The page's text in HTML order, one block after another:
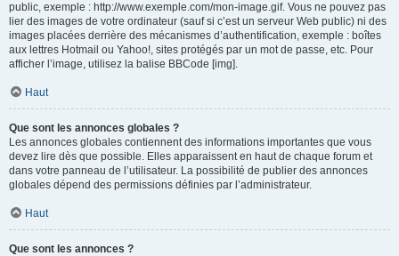
public, exemple : http://www.exemple.com/mon-image.gif. Vous ne pouvez pas
lier des images de votre ordinateur (sauf si c’est un serveur Web public) ni des
images placées derrière des mécanismes d’authentification, exemple : boîtes
aux lettres Hotmail ou Yahoo!, sites protégés par un mot de passe, etc. Pour
afficher l’image, utilisez la balise BBCode [img].
Haut
Que sont les annonces globales ?
Les annonces globales contiennent des informations importantes que vous
devez lire dès que possible. Elles apparaissent en haut de chaque forum et
dans votre panneau de l’utilisateur. La possibilité de publier des annonces
globales dépend des permissions définies par l’administrateur.
Haut
Que sont les annonces ?